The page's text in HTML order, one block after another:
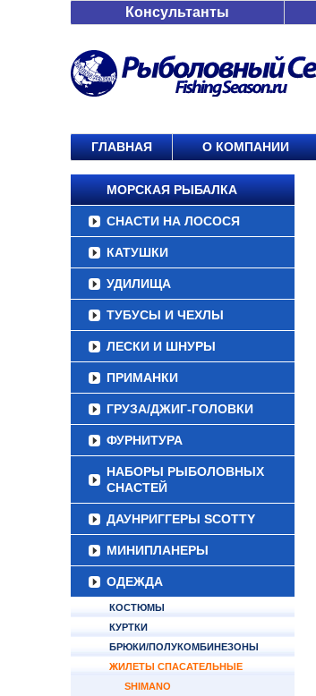
Консультанты
ГЛАВНАЯ О КОМПАНИИ
МОРСКАЯ РЫБАЛКА
СНАСТИ НА ЛОСОСЯ
КАТУШКИ
УДИЛИЩА
ТУБУСЫ И ЧЕХЛЫ
ЛЕСКИ И ШНУРЫ
ПРИМАНКИ
ГРУЗА/ДЖИГ-ГОЛОВКИ
ФУРНИТУРА
НАБОРЫ РЫБОЛОВНЫХ
СНАСТЕЙ
ДАУНРИГГЕРЫ SCOTTY
МИНИПЛАНЕРЫ
ОДЕЖДА
КОСТЮМЫ
КУРТКИ
БРЮКИ/ПОЛУКОМБИНЕЗОНЫ
ЖИЛЕТЫ СПАСАТЕЛЬНЫЕ
SHIMANO